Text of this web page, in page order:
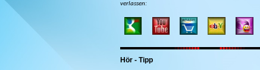
verlassen:
Hör - Tipp